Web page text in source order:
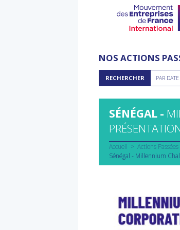
NOS ACTIONS
RECHERCHER
parPAR DATE
SÉNÉGAL -
Accueil Actions Passées
Sénégal - Millennium